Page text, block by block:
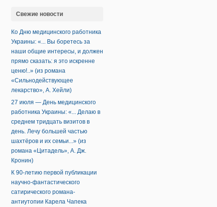
Свежие новости
Ко Дню медицинского работника
Украины: «... Вы боретесь за
наши общие интересы, и должен
прямо сказать: я это искренне
ценю!..» (из романа
«Сильнодействующее
лекарство», А. Хейли)
27 июля — День медицинского
работника Украины: «... Делаю в
среднем тридцать визитов в
день. Лечу большей частью
шахтёров и их семьи...» (из
романа «Цитадель», А. Дж.
Кронин)
К 90-летию первой публикации
научно-фантастического
сатирического романа-
антиутопии Карела Чапека